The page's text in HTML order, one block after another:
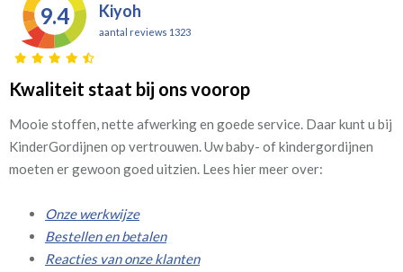
9.4 Kiyoh
aantal reviews 1323
Kwaliteit staat bij ons voorop
Mooie stoffen, nette afwerking en goede service. Daar kunt u bij
KinderGordijnen op vertrouwen. Uw baby- of kindergordijnen
moeten er gewoon goed uitzien. Lees hier meer over:
Onze werkwijze
Bestellen en betalen
Reacties van onze klanten